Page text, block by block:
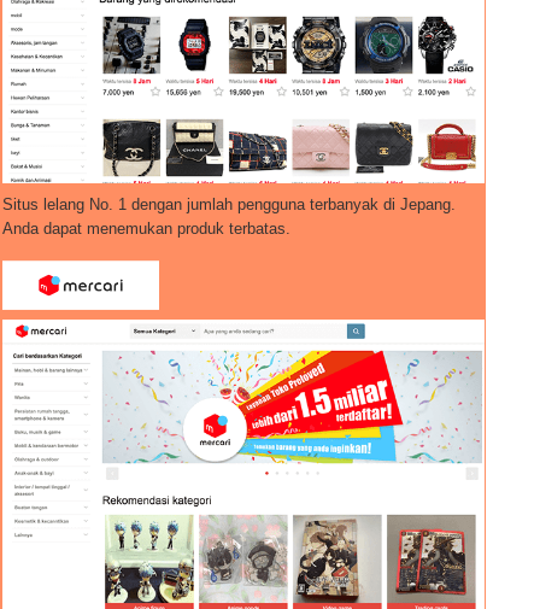
Situs lelang No. 1 dengan jumlah pengguna terbanyak di Jepang.
Anda dapat menemukan produk terbatas.